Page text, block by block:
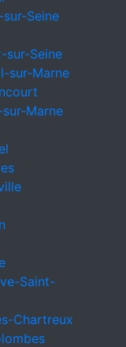
Seine
sur-Seine
sur-Marne
Marne
Saint-
Chartreux